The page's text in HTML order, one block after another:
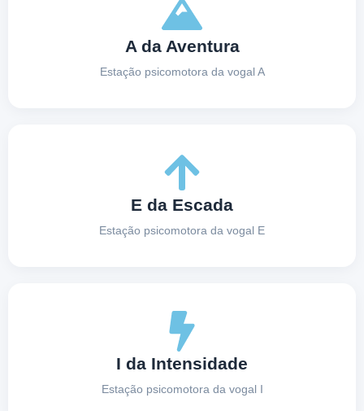
A da Aventura
Estação psicomotora da vogal A
E da Escada
Estação psicomotora da vogal E
I da Intensidade
Estação psicomotora da vogal I